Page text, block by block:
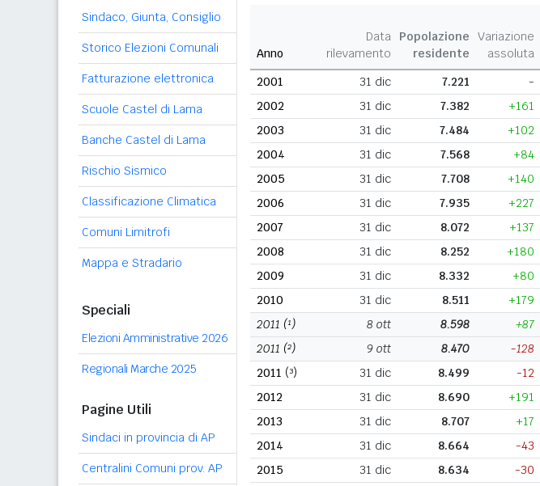
Sindaco, Giunta, Consiglio
Storico Elezioni Comunali
Fatturazione elettronica
Scuole Castel di Lama
Banche Castel di Lama
Rischio Sismico
Classificazione Climatica
Comuni Limitrofi
Mappa e Stradario
Speciali
Elezioni Amministrative 2026
Regionali Marche 2025
Pagine Utili
Sindaci in provincia di AP
Centralini Comuni prov. AP
Anno
Data
rilevamento
Popolazione
residente
Variazione
assoluta
2001
31 dic 7.221 -
2002
31 dic 7.382 +161
2003
31 dic 7.484 +102
2004
31 dic 7.568 +84
2005
31 dic 7.708 +140
2006
31 dic 7.935 +227
2007
31 dic 8.072 +137
2008
31 dic 8.252 +180
2009
31 dic 8.332 +80
2010
31 dic 8.511 +179
2011 (¹) 8 ott 8.598 +87
2011 (²) 9 ott 8.470 -128
2011 (³) 31 dic 8.499 -12
2012
31 dic 8.690 +191
2013
31 dic 8.707 +17
2014
31 dic 8.664 -43
2015
31 dic 8.634 -30